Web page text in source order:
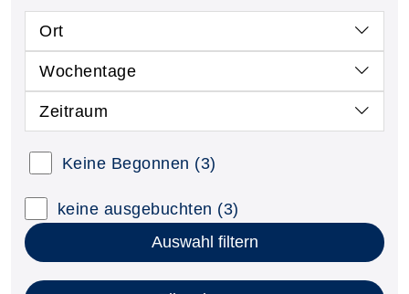
Ort
Wochentage
Zeitraum
Keine Begonnen (3)
keine ausgebuchten (3)
Auswahl filtern